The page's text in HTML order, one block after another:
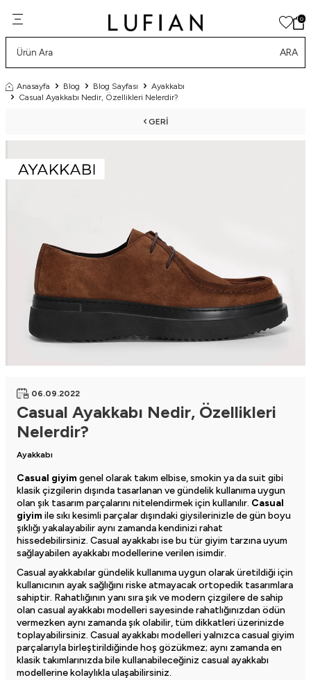
0
ARA
Anasayfa Blog Blog Sayfası
Ayakkabı
Casual Ayakkabı Nedir, Özellikleri Nelerdir?
GERI
06.09.2022
Casual Ayakkabı Nedir, Özellikleri
Nelerdir?
Ayakkabı
Casual giyimgenel olarak takım elbise, smokin ya da suit gibi
klasik çizgilerin dışında tasarlanan ve gündelik kullanıma uygun
olan şık tasarım parçalarını nitelendirmek için kullanılır. Casual
giyimile sıkı kesimli parçalar dışındaki giysilerinizle de gün boyu
şıklığı yakalayabilir aynı zamanda kendinizi rahat
hissedebilirsiniz. Casual ayakkabı ise bu tür giyim tarzına uyum
sağlayabilen ayakkabı modellerine verilen isimdir.
Casual ayakkabılargündelik kullanıma uygun olarak üretildiği için
kullanıcının ayak sağlığını riske atmayacak ortopedik tasarımlara
sahiptir. Rahatlığının yanı sıra şık ve modern çizgilere de sahip
olan casual ayakkabı modelleri sayesinde rahatlığınızdan ödün
vermezken aynı zamanda şık olabilir, tüm dikkatleri üzerinizde
toplayabilirsiniz. Casual ayakkabı modelleri yalnızca casual giyim
parçalarıyla birleştirildiğinde hoş gözükmez; aynı zamanda en
klasik takımlarınızda bile kullanabileceğiniz casual ayakkabı
modellerine kolaylıkla ulaşabilirsiniz.